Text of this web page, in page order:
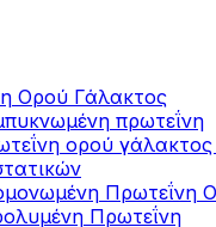
Ορού Γάλακτος
πρωτεΐνη
ορού
Πρωτεΐνη
Πρωτεΐνη